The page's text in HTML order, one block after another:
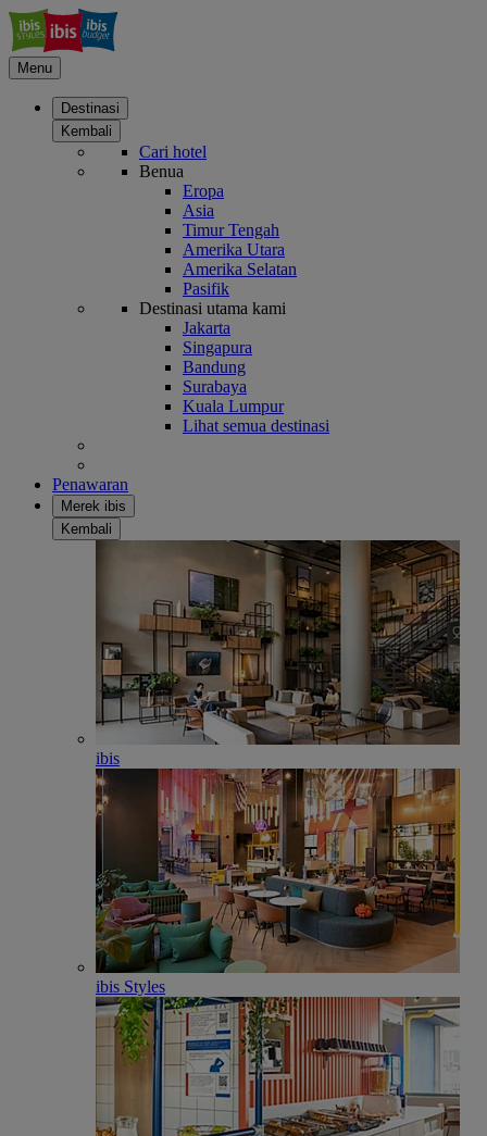
Menu
Destinasi
Kembali
Cari hotel
Benua
Eropa
Asia
Timur Tengah
Amerika Utara
Amerika Selatan
Pasifik
Destinasi utama kami
Jakarta
Singapura
Bandung
Surabaya
Kuala Lumpur
Lihat semua destinasi
Penawaran
Merek ibis
Kembali
ibis
ibis Styles